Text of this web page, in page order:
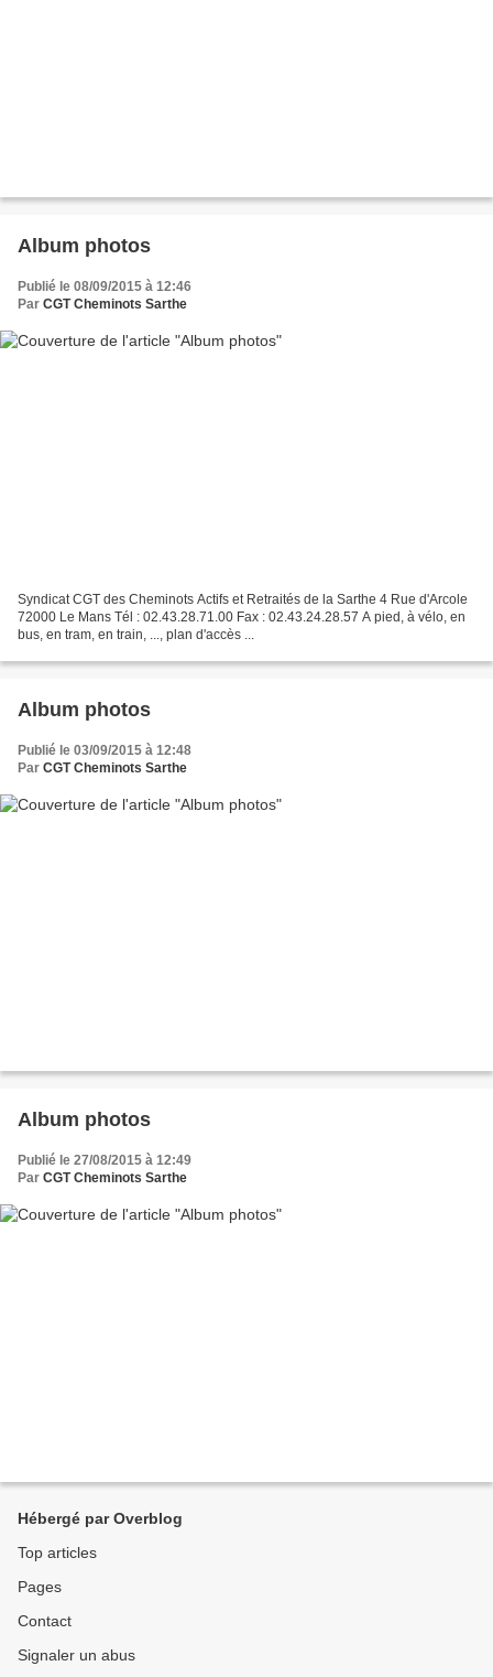
Album photos
Publié le 08/09/2015 à 12:46
Par CGT Cheminots Sarthe
Syndicat CGT des Cheminots Actifs et Retraités de la Sarthe 4 Rue d'Arcole
72000 Le Mans Tél : 02.43.28.71.00 Fax : 02.43.24.28.57 A pied, à vélo, en
bus, en tram, en train, ..., plan d'accès ...
Album photos
Publié le 03/09/2015 à 12:48
Par CGT Cheminots Sarthe
Album photos
Publié le 27/08/2015 à 12:49
Par CGT Cheminots Sarthe
Hébergé par Overblog
Top articles
Pages
Contact
Signaler un abus